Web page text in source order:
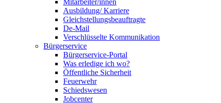
Mitarbeiter/innen
Ausbildung/ Karriere
Gleichstellungsbeauftragte
De-Mail
Verschlüsselte Kommunikation
Bürgerservice
Bürgerservice-Portal
Was erledige ich wo?
Öffentliche Sicherheit
Feuerwehr
Schiedswesen
Jobcenter